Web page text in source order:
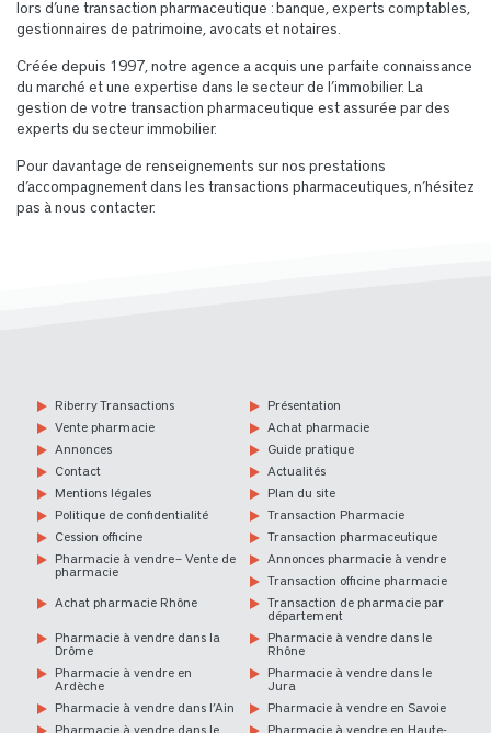
lors d’une transaction pharmaceutique : banque, experts comptables,
gestionnaires de patrimoine, avocats et notaires.
Créée depuis 1997, notre agence a acquis une parfaite connaissance
du marché et une expertise dans le secteur de l’immobilier. La
gestion de votre transaction pharmaceutique est assurée par des
experts du secteur immobilier.
Pour davantage de renseignements sur nos prestations
d’accompagnement dans les transactions pharmaceutiques, n’hésitez
pas à nous contacter.
Riberry Transactions
Présentation
Vente pharmacie
Achat pharmacie
Annonces
Guide pratique
Contact
Actualités
Mentions légales
Plan du site
Politique de confidentialité
Transaction Pharmacie
Cession officine
Transaction pharmaceutique
Pharmacie à vendre – Vente de
pharmacie
Annonces pharmacie à vendre
Transaction officine pharmacie
Achat pharmacie Rhône
Transaction de pharmacie par
département
Pharmacie à vendre dans la
Drôme
Pharmacie à vendre dans le
Rhône
Pharmacie à vendre en
Ardèche
Pharmacie à vendre dans le
Jura
Pharmacie à vendre dans l’Ain
Pharmacie à vendre en Savoie
Pharmacie à vendre dans le
Pharmacie à vendre en Haute-